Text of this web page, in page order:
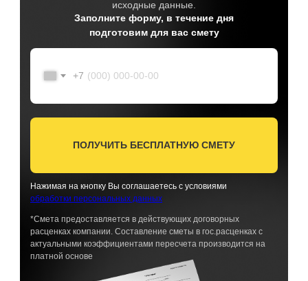
*Смета предоставляется в действующих договорных
расценках компании. Составление сметы в гос.расценках с
актуальными коэффициентами пересчета производится на
платной основе
Нажимая на кнопку Вы соглашаетесь с условиями
обработки персональных данных
Заполните форму, в течение дня
подготовим для вас смету
исходные данные.
+7
ПОЛУЧИТЬ БЕСПЛАТНУЮ СМЕТУ